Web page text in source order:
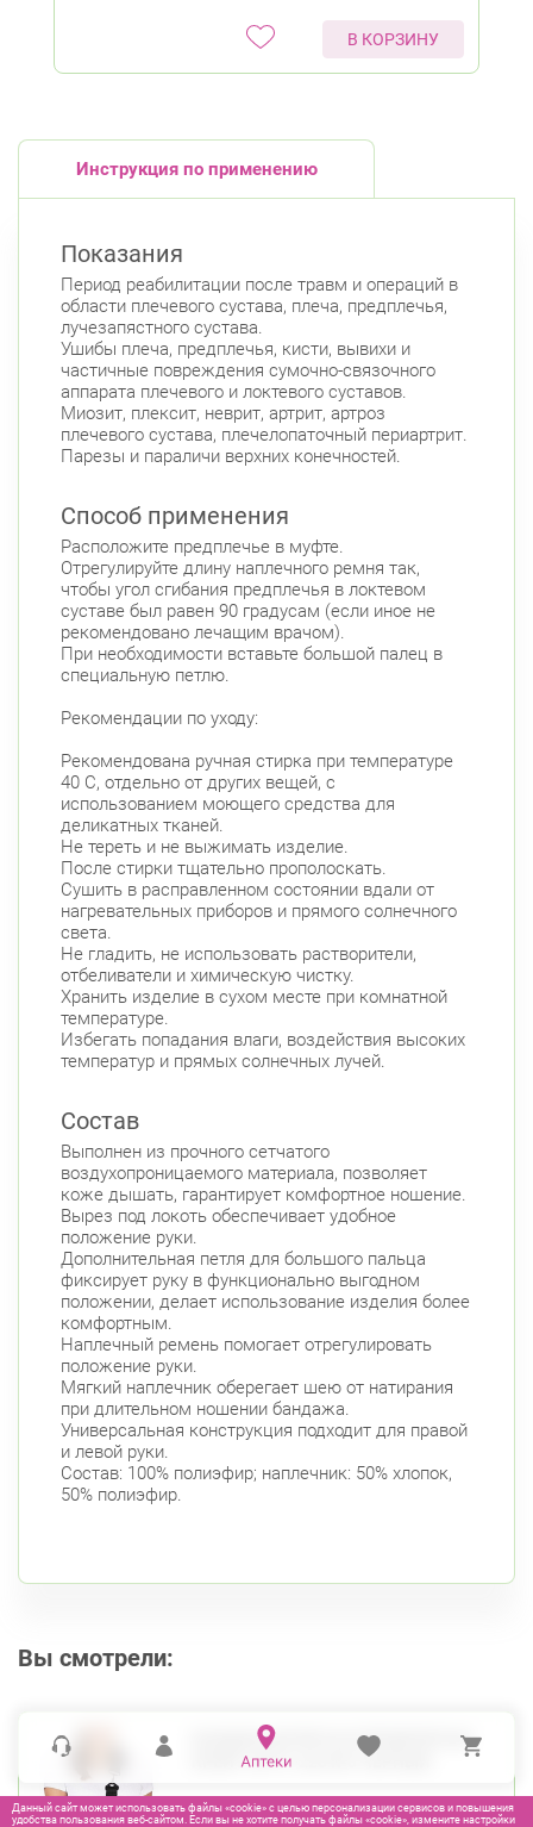
В КОРЗИНУ
Инструкция по применению
Показания
Период реабилитации после травм и операций в
области плечевого сустава, плеча, предплечья,
лучезапястного сустава.
Ушибы плеча, предплечья, кисти, вывихи и
частичные повреждения сумочно-связочного
аппарата плечевого и локтевого суставов.
Миозит, плексит, неврит, артрит, артроз
плечевого сустава, плечелопаточный периартрит.
Парезы и параличи верхних конечностей.
Способ применения
Расположите предплечье в муфте.
Отрегулируйте длину наплечного ремня так,
чтобы угол сгибания предплечья в локтевом
суставе был равен 90 градусам (если иное не
рекомендовано лечащим врачом).
При необходимости вставьте большой палец в
специальную петлю.
Рекомендации по уходу:
Рекомендована ручная стирка при температуре
40 С, отдельно от других вещей, с
использованием моющего средства для
деликатных тканей.
Не тереть и не выжимать изделие.
После стирки тщательно прополоскать.
Сушить в расправленном состоянии вдали от
нагревательных приборов и прямого солнечного
света.
Не гладить, не использовать растворители,
отбеливатели и химическую чистку.
Хранить изделие в сухом месте при комнатной
температуре.
Избегать попадания влаги, воздействия высоких
температур и прямых солнечных лучей.
Состав
Выполнен из прочного сетчатого
воздухопроницаемого материала, позволяет
коже дышать, гарантирует комфортное ношение.
Вырез под локоть обеспечивает удобное
положение руки.
Дополнительная петля для большого пальца
фиксирует руку в функционально выгодном
положении, делает использование изделия более
комфортным.
Наплечный ремень помогает отрегулировать
положение руки.
Мягкий наплечник оберегает шею от натирания
при длительном ношении бандажа.
Универсальная конструкция подходит для правой
и левой руки.
Состав: 100% полиэфир; наплечник: 50% хлопок,
50% полиэфир.
Вы смотрели:
БАНДАЖ Д/ПЛЕЧА И ПРЕДПЛЕЧЬЯ
КРЕЙТ АРТ.F-223 №3 ЧЕРНЫЙ
Данный сайт может использовать файлы «cookie» с целью персонализации сервисов и повышения
удобства пользования веб-сайтом. Если вы не хотите получать файлы «cookie», измените настройки